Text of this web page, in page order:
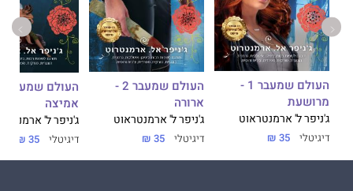
העולם שמעבר 1 -
מרושעת
ג'ניפר ל' ארמנטראוט
דיגיטלי 35 ₪
העולם שמעבר 2 -
ארורה
ג'ניפר ל' ארמנטראוט
דיגיטלי 35 ₪
אמיצה
ג'ניפר ל'
דיגיטלי 35 ₪